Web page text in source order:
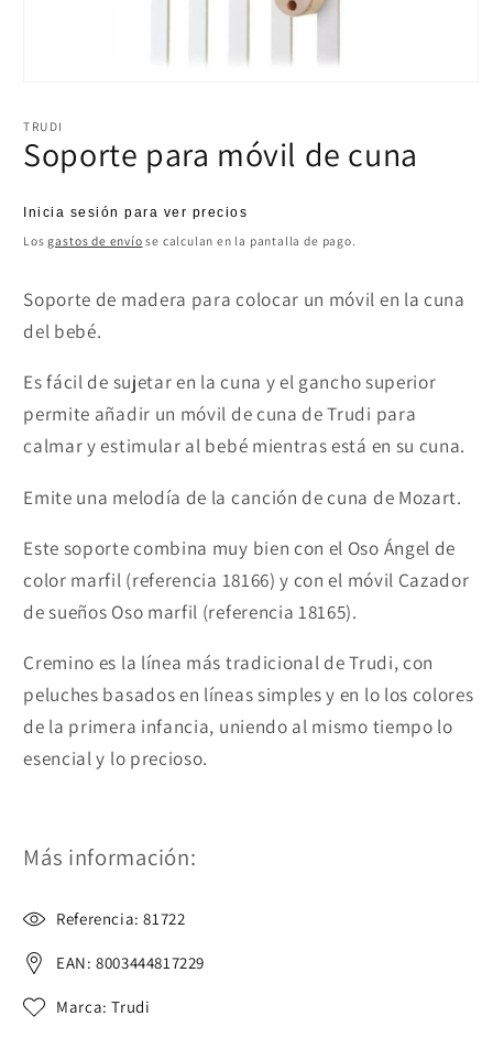
multimedia
en
una
modal
TRUDI
Soporte para móvil de cuna
Precio
habitual
Inicia sesión para ver precios
Losgastos de envío se calculan en la pantalla de pago.
Soporte de madera para colocar un móvil en la cuna
del bebé.
Es fácil de sujetar en la cuna y el gancho superior
permite añadir un móvil de cuna de Trudi para
calmar y estimular al bebé mientras está en su cuna.
Emite una melodía de la canción de cuna de Mozart.
Este soporte combina muy bien con el Oso Ángel de
color marfil (referencia 18166) y con el móvil Cazador
de sueños Oso marfil (referencia 18165).
Cremino es la línea más tradicional de Trudi, con
peluches basados en líneas simples y en lo los colores
de la primera infancia, uniendo al mismo tiempo lo
esencial y lo precioso.
Más información:
Referencia: 81722
EAN: 8003444817229
Marca: Trudi